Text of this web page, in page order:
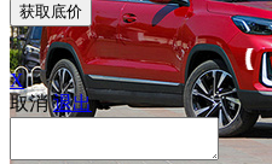
获取底价
X
取消 退出